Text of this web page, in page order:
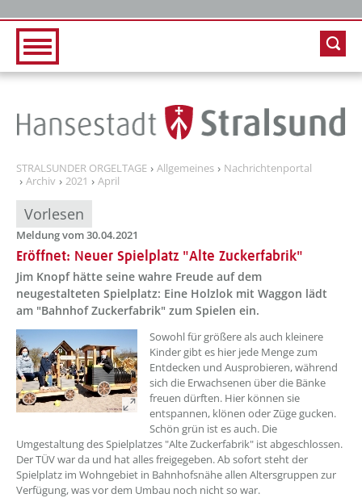
STRALSUNDER ORGELTAGE Allgemeines
Nachrichtenportal
Archiv
2021 April
Vorlesen
Meldung vom 30.04.2021
Eröffnet: Neuer Spielplatz "Alte Zuckerfabrik"
Jim Knopf hätte seine wahre Freude auf dem
neugestalteten Spielplatz: Eine Holzlok mit Waggon lädt
am "Bahnhof Zuckerfabrik" zum Spielen ein.
Sowohl für größere als auch kleinere
Kinder gibt es hier jede Menge zum
Entdecken und Ausprobieren, während
sich die Erwachsenen über die Bänke
freuen dürften. Hier können sie
entspannen, klönen oder Züge gucken.
Schön grün ist es auch. Die
Umgestaltung des Spielplatzes "Alte Zuckerfabrik" ist abgeschlossen.
Der TÜV war da und hat alles freigegeben. Ab sofort steht der
Spielplatz im Wohngebiet in Bahnhofsnähe allen Altersgruppen zur
Verfügung, was vor dem Umbau noch nicht so war.